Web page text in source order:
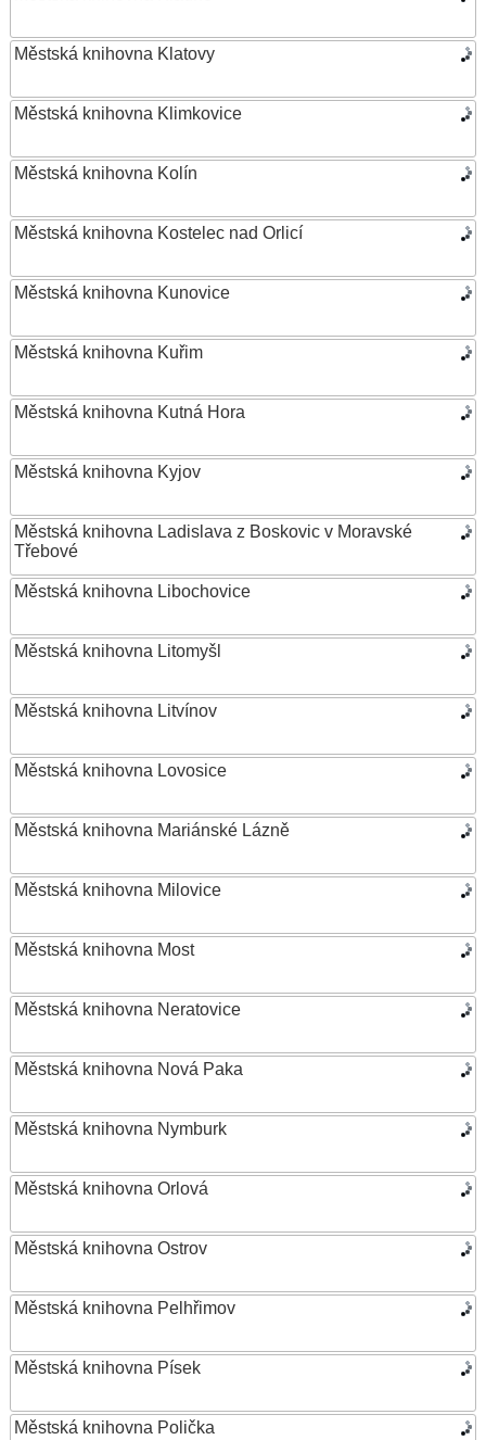
Městská knihovna Klatovy
Městská knihovna Klimkovice
Městská knihovna Kolín
Městská knihovna Kostelec nad Orlicí
Městská knihovna Kunovice
Městská knihovna Kuřim
Městská knihovna Kutná Hora
Městská knihovna Kyjov
Městská knihovna Ladislava z Boskovic v Moravské
Třebové
Městská knihovna Libochovice
Městská knihovna Litomyšl
Městská knihovna Litvínov
Městská knihovna Lovosice
Městská knihovna Mariánské Lázně
Městská knihovna Milovice
Městská knihovna Most
Městská knihovna Neratovice
Městská knihovna Nová Paka
Městská knihovna Nymburk
Městská knihovna Orlová
Městská knihovna Ostrov
Městská knihovna Pelhřimov
Městská knihovna Písek
Městská knihovna Polička